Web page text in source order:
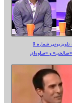
تلویزیونی شماره 9